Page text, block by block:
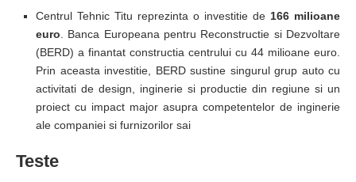
Centrul Tehnic Titu reprezinta o investitie de 166 milioane
euro . Banca Europeana pentru Reconstructie si Dezvoltare
(BERD) a finantat constructia centrului cu 44 milioane euro.
Prin aceasta investitie, BERD sustine singurul grup auto cu
activitati de design, inginerie si productie din regiune si un
proiect cu impact major asupra competentelor de inginerie
ale companiei si furnizorilor sai
Teste